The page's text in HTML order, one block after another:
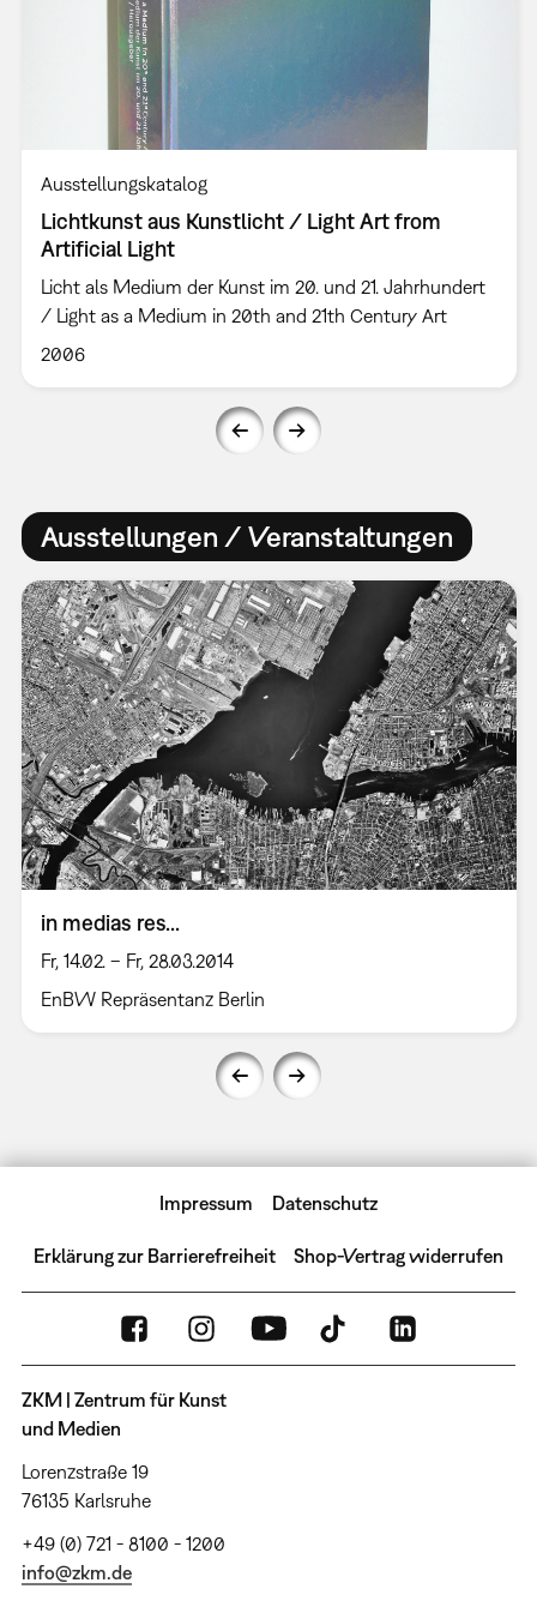
Ausstellungskatalog
Lichtkunst aus Kunstlicht / Light Art from
Artificial Light
Licht als Medium der Kunst im 20. und 21. Jahrhundert
/ Light as a Medium in 20th and 21th Century Art
2006
Ausstellungen / Veranstaltungen
in medias res...
Fr, 14.02. – Fr, 28.03.2014
EnBW Repräsentanz Berlin
Impressum Datenschutz
Erklärung zur Barrierefreiheit Shop-Vertrag widerrufen
ZKM | Zentrum für Kunst
und Medien
Lorenzstraße 19
76135 Karlsruhe
+49 (0) 721 - 8100 - 1200
info@zkm.de